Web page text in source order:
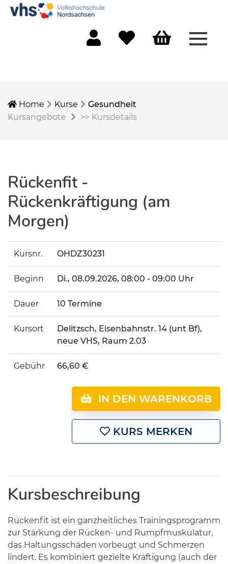
Home Kurse
Gesundheit
Kursangebote
>> Kursdetails
Rückenfit -
Rückenkräftigung (am
Morgen)
Kursnr. OHDZ30231
Beginn Di., 08.09.2026, 08:00 - 09:00 Uhr
Dauer 10 Termine
Kursort
Delitzsch, Eisenbahnstr. 14 (unt Bf),
neue VHS, Raum 2.03
Gebühr 66,60 €
IN DEN WARENKORB
KURS MERKEN
Kursbeschreibung
Rückenfit ist ein ganzheitliches Trainingsprogramm
zur Stärkung der Rücken- und Rumpfmuskulatur,
das Haltungsschäden vorbeugt und Schmerzen
lindert. Es kombiniert gezielte Kräftigung (auch der